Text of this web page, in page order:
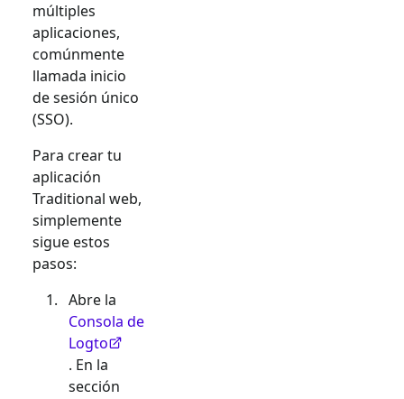
múltiples
aplicaciones,
comúnmente
llamada inicio
de sesión único
(SSO).
Para crear tu
aplicación
Traditional web,
simplemente
sigue estos
pasos:
Abre la
Consola de
Logto
. En la
sección